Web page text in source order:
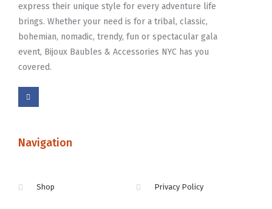
express their unique style for every adventure life
brings. Whether your need is for a tribal, classic,
bohemian, nomadic, trendy, fun or spectacular gala
event, Bijoux Baubles & Accessories NYC has you
covered.
Navigation
Shop Privacy Policy